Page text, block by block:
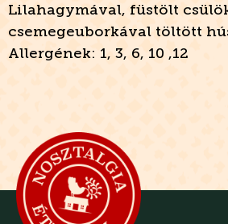
Lilahagymával, füstölt
csemegeuborkával töltött
Allergének: 1, 3, 6, 10 ,12